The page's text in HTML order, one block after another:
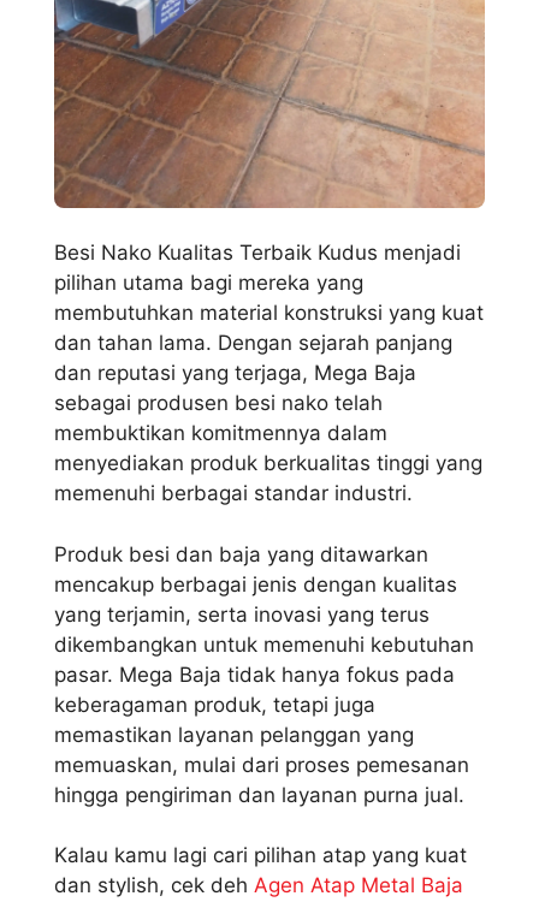
Besi Nako Kualitas Terbaik Kudus menjadi
pilihan utama bagi mereka yang
membutuhkan material konstruksi yang kuat
dan tahan lama. Dengan sejarah panjang
dan reputasi yang terjaga, Mega Baja
sebagai produsen besi nako telah
membuktikan komitmennya dalam
menyediakan produk berkualitas tinggi yang
memenuhi berbagai standar industri.
Produk besi dan baja yang ditawarkan
mencakup berbagai jenis dengan kualitas
yang terjamin, serta inovasi yang terus
dikembangkan untuk memenuhi kebutuhan
pasar. Mega Baja tidak hanya fokus pada
keberagaman produk, tetapi juga
memastikan layanan pelanggan yang
memuaskan, mulai dari proses pemesanan
hingga pengiriman dan layanan purna jual.
Kalau kamu lagi cari pilihan atap yang kuat
dan stylish, cek deh Agen Atap Metal Baja